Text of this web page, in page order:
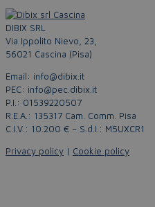
DIBIX SRL
Via Ippolito Nievo, 23,
56021 Cascina (Pisa)
Email: info@dibix.it
PEC: info@pec.dibix.it
P.I.: 01539220507
R.E.A.: 135317 Cam. Comm. Pisa
C.I.V.: 10.200 € – S.d.I.: M5UXCR1
Privacy policy | Cookie policy